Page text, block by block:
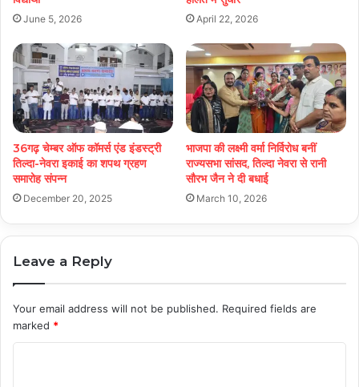
June 5, 2026 April 22, 2026
36गढ़ चेम्बर ऑफ कॉमर्स एंड इंडस्ट्री
तिल्दा-नेवरा इकाई का शपथ ग्रहण
समारोह संपन्न
December 20, 2025
भाजपा की लक्ष्मी वर्मा निर्विरोध बनीं
राज्यसभा सांसद, तिल्दा नेवरा से रानी
सौरभ जैन ने दी बधाई
March 10, 2026
Leave a Reply
Your email address will not be published. Required fields are
marked *